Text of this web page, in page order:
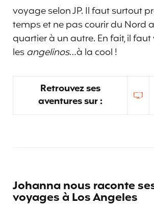
voyage selon JP. Il faut surtout
temps et ne pas courir du Nord
quartier à un autre. En fait, il
lesangelinos…à la cool !
Retrouvez ses
aventures sur :
Johanna nous raconte
voyages à Los Angeles